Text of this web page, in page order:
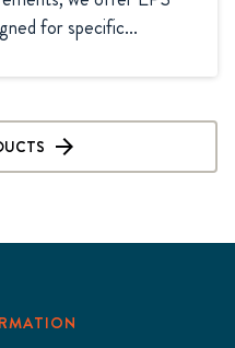
for specific...